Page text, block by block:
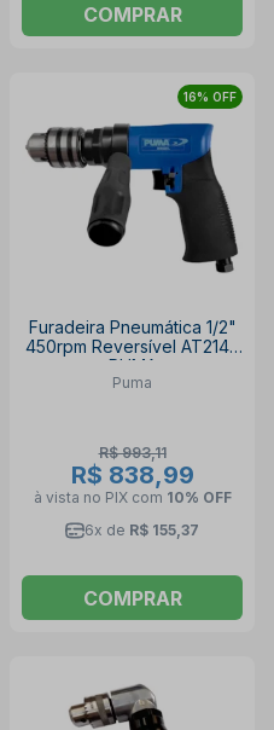
COMPRAR
16% OFF
Furadeira Pneumática 1/2"
450rpm Reversível AT214P
PUMA
Puma
R$ 993,11
R$ 838,99
à vista no PIX com 10% OFF
6x de R$ 155,37
COMPRAR